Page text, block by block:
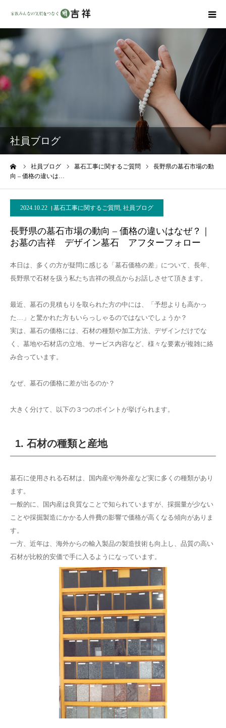
社員ブログ
社員ブログ 墓石工事に関するご質問
長野県の墓石市場の動
向 – 価格の違いは…
2024.10.22 墓石工事に関するご質問, 社員ブログ
長野県の墓石市場の動向 – 価格の違いはなぜ？｜
お墓の吉祥 デザイン墓石 アフターフォロー
本日は、多くの方が疑問に感じる「墓石価格の差」について、長年、
長野県で石材を扱う私たち吉祥の視点からお話しさせて頂きます。
最近、墓石の見積もりを取られた方の中には、「予想よりも高かっ
た…」と驚かれた方もいらっしゃるのではないでしょうか？
実は、墓石の価格には、石材の種類や加工方法、デザインだけでな
く、墓地や石材店の立地、サービス内容など、様々な要素が複雑に絡
み合っています。
なぜ、墓石の価格に差が出るのか？
大きく分けて、以下の３つのポイントが挙げられます。
1. 石材の種類と産地
墓石に使用される石材は、国内産や海外産など実に多くの種類があり
ます。
一般的に、国内産は良質なことで知られていますが、採掘量が少ない
ことや採掘製造にかかる人件費の影響で価格が高くなる傾向がありま
す。
一方、近年は、海外からの輸入製品の製造技術も向上し、品質の高い
石材が比較的安価で手に入るようになっています。
商品ラインナップ
墓地・霊園を探す
吉祥の特徴